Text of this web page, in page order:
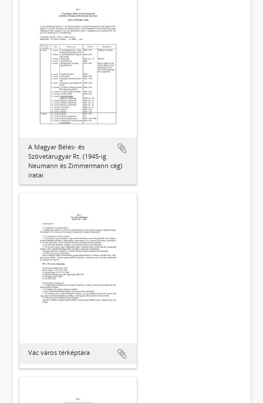
A Magyar Bélés- és
Szövetárugyár Rt. (1945-ig
Neumann és Zimmermann cég)
iratai
Vác város térképtára